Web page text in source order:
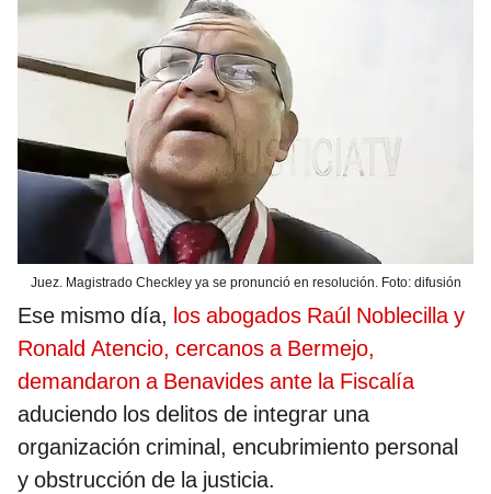
Juez. Magistrado Checkley ya se pronunció en resolución. Foto: difusión
Ese mismo día, los abogados Raúl Noblecilla y
Ronald Atencio, cercanos a Bermejo,
demandaron a Benavides ante la Fiscalía
aduciendo los delitos de integrar una
organización criminal, encubrimiento personal
y obstrucción de la justicia.